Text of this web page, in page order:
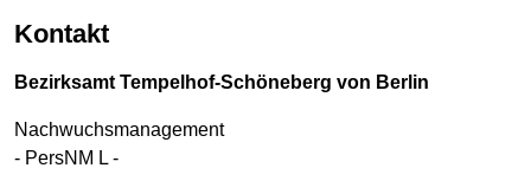
Kontakt
Bezirksamt Tempelhof-Schöneberg von Berlin
Nachwuchsmanagement
- PersNM L -